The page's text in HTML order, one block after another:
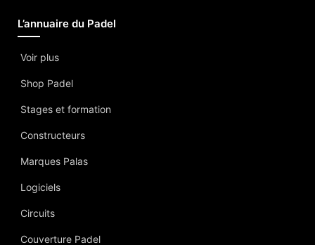
L’annuaire du Padel
Voir plus
Shop Padel
Stages et formation
Constructeurs
Marques Palas
Logiciels
Circuits
Couverture Padel